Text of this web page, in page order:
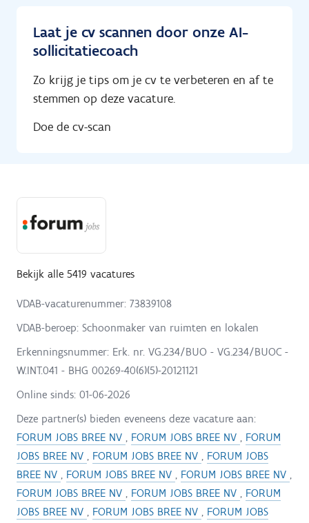
Laat je cv scannen door onze AI-
sollicitatiecoach
Zo krijg je tips om je cv te verbeteren en af te
stemmen op deze vacature.
Doe de cv-scan
Bekijk alle 5419 vacatures
VDAB-vacaturenummer: 73839108
VDAB-beroep: Schoonmaker van ruimten en lokalen
Erkenningsnummer: Erk. nr. VG.234/BUO - VG.234/BUOC -
W.INT.041 - BHG 00269-40(6)(5)-20121121
Online sinds: 01-06-2026
Deze partner(s) bieden eveneens deze vacature aan:
FORUM JOBS BREE NV
FORUM JOBS BREE NV
FORUM
JOBS BREE NV
FORUM JOBS BREE NV
FORUM JOBS
BREE NV
FORUM JOBS BREE NV FORUM JOBS BREE NV
FORUM JOBS BREE NV
FORUM JOBS BREE NV
FORUM
JOBS BREE NV
FORUM JOBS BREE NV FORUM JOBS